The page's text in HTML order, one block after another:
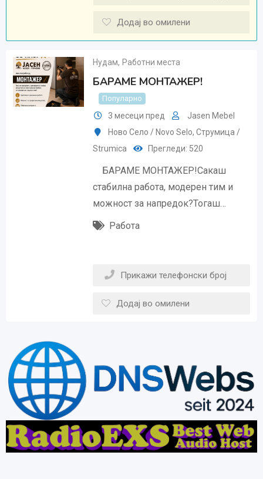
Додај во омилени
Нудам, Работни места
БАРАМЕ МОНТАЖЕР!
Популарно
3 месеци пред
Jasen Mebel
Ново Село / Novo Selo, Струмица /
Strumica
Прегледи: 520
БАРАМЕ МОНТАЖЕР!Сакаш
стабилна работа, модерен тим и
можност за напредок?Тогаш…
Работа
Прикажи телефонски број
Додај во омилени